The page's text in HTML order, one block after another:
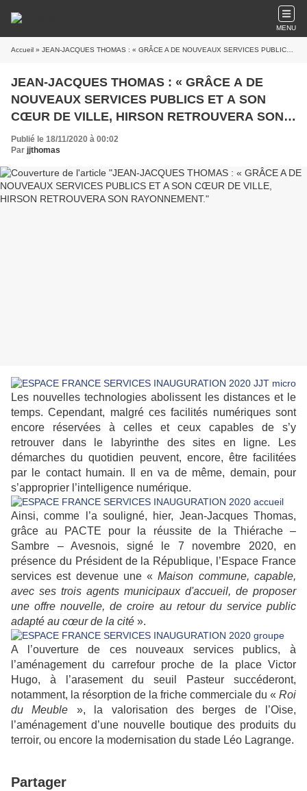
MENU
Accueil » JEAN-JACQUES THOMAS : « GRÂCE A DE NOUVEAUX SERVICES PUBLICS ET A SON CŒUR DE VILLE, HIRSON RETROUVERA SON RAYONNEMENT.
JEAN-JACQUES THOMAS : « GRÂCE A DE
NOUVEAUX SERVICES PUBLICS ET A SON
CŒUR DE VILLE, HIRSON RETROUVERA SON
RAYONNEMENT.
Publié le 18/11/2020 à 00:02
Par jjthomas
Les nouvelles technologies abolissent les distances et le
temps. Cependant, malgré ces facilités numériques sont
encore réservées à celles et ceux capables de s’y
retrouver dans le labyrinthe des sites en ligne. Les
démarches du quotidien peuvent, encore, être facilitées
par le contact humain. Il en va de même, demain, pour
s’approprier l’intelligence numérique.
Ainsi, comme l’a souligné, hier, Jean-Jacques Thomas,
grâce au PACTE pour la réussite de la Thiérache –
Sambre – Avesnois, signé le 7 novembre 2020, en
présence du Président de la République, l’Espace France
services est devenue une «Maison commune, capable,
avec ses trois agents municipaux d'accueil, de proposer
une offre nouvelle, de croire au retour du service public
adapté au cœur de la cité ».
A l’ouverture de ces nouveaux services publics, à
l’aménagement du carrefour proche de la place Victor
Hugo, à l’arasement du seuil Pasteur succéderont,
notamment, la résorption de la friche commerciale du « Roi
du Meuble », la valorisation des berges de l’Oise,
l’aménagement d’une nouvelle boutique des produits du
terroir, ou encore la modernisation du stade Léo Lagrange.
Partager